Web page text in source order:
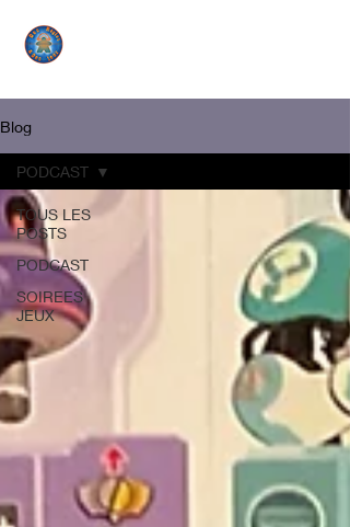
Blog
TOUS LES
POSTS
PODCAST
SOIREES
JEUX
PODCAST